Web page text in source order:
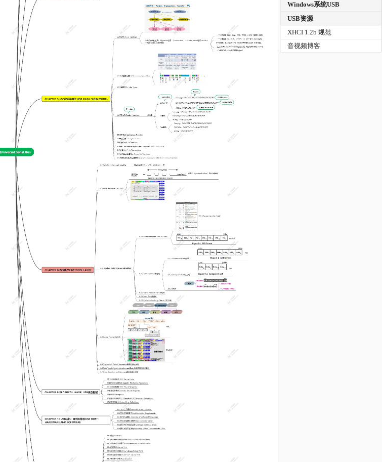
Windows系统USB
USB资源
XHCI 1.2b 规范
音视频博客